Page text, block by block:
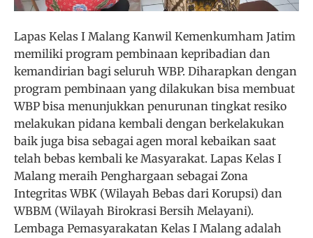
Lapas Kelas I Malang Kanwil Kemenkumham Jatim
memiliki program pembinaan kepribadian dan
kemandirian bagi seluruh WBP. Diharapkan dengan
program pembinaan yang dilakukan bisa membuat
WBP bisa menunjukkan penurunan tingkat resiko
melakukan pidana kembali dengan berkelakukan
baik juga bisa sebagai agen moral kebaikan saat
telah bebas kembali ke Masyarakat. Lapas Kelas I
Malang meraih Penghargaan sebagai Zona
Integritas WBK (Wilayah Bebas dari Korupsi) dan
WBBM (Wilayah Birokrasi Bersih Melayani).
Lembaga Pemasyarakatan Kelas I Malang adalah